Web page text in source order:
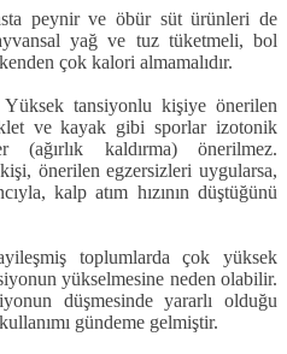
peynir ve öbür süt ürünleri de
yağ ve tuz tüketmeli, bol
çok kalori almamalı­dır.
tansiyonlu kişiye önerilen
ve kayak gibi sporlar izotonik
(ağırlık kaldırma) önerilmez.
önerilen egzersizleri uygularsa,
kalp atım hızının düştüğünü
toplumlarda çok yüksek
yükselmesine neden olabilir.
düşmesinde yararlı olduğu
gündeme gelmiştir.